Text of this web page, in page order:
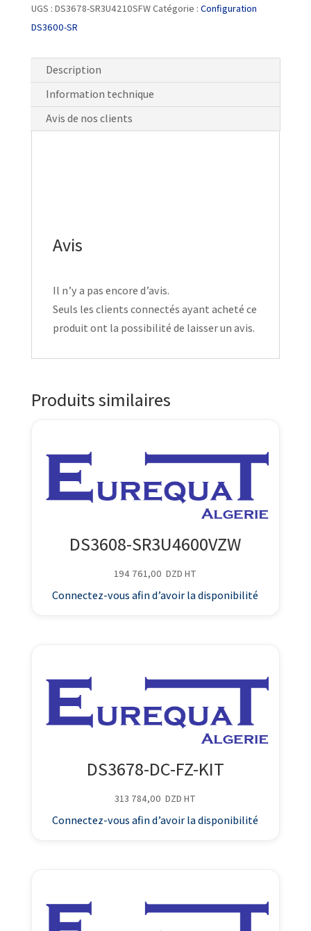
UGS : DS3678-SR3U4210SFWCatégorie : Configuration
DS3600-SR
Description
Information technique
Avis de nos clients
Avis
Il n’y a pas encore d’avis.
Seuls les clients connectés ayant acheté ce
produit ont la possibilité de laisser un avis.
Produits similaires
DS3608-SR3U4600VZW
194 761,00 DZD HT
Connectez-vous afin d’avoir la disponibilité
DS3678-DC-FZ-KIT
313 784,00 DZD HT
Connectez-vous afin d’avoir la disponibilité